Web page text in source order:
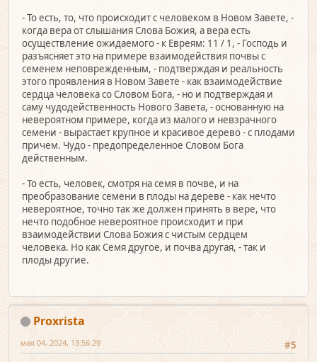
- То есть, то, что происходит с человеком в Новом Завете, -
когда вера от слышания Слова Божия, а вера есть
осуществление ожидаемого - к Евреям: 11 / 1, - Господь и
разъясняет это на примере взаимодействия почвы с
семенем неповрежденным, - подтверждая и реальность
этого проявления в Новом Завете - как взаимодействие
сердца человека со Словом Бога, - но и подтверждая и
саму чудодейственность Нового Завета, - основанную на
невероятном примере, когда из малого и невзрачного
семени - вырастает крупное и красивое дерево - с плодами
причем. Чудо - предопределенное Словом Бога
действенным.
- То есть, человек, смотря на семя в почве, и на
преобразование семени в плоды на дереве - как нечто
невероятное, точно так же должен принять в вере, что
нечто подобное невероятное происходит и при
взаимодействии Слова Божия с чистым сердцем
человека. Но как Семя другое, и почва другая, - так и
плоды другие.
Proxrista
#5
мая 04, 2024, 13:56:29